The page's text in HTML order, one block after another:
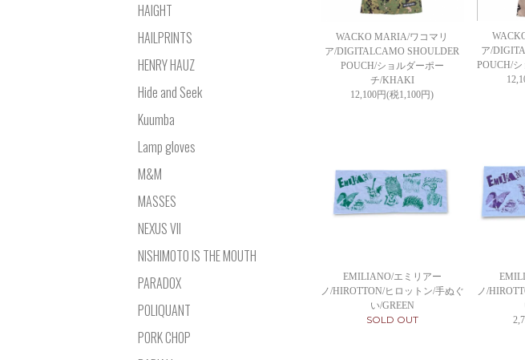
WACKO MARIA/ワコマリ
ア/DIGITALCAMO SHOULDER
POUCH/ショルダーポー
チ/KHAKI
12,100円(税1,100円)
ア/
POUCH/
EMILIANO/エミリアー
ノ/HIROTTON/ヒロットン/手ぬぐ
い/GREEN
SOLD OUT
ノ/
HAIGHT
HAILPRINTS
HENRY HAUZ
Hide and Seek
Kuumba
Lamp gloves
M&M
MASSES
NEXUS VII
NISHIMOTO IS THE MOUTH
PARADOX
POLIQUANT
PORK CHOP